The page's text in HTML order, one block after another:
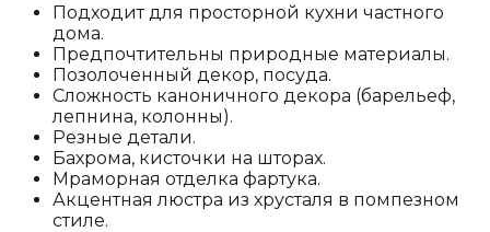
Подходит для просторной кухни частного
дома.
Предпочтительны природные материалы.
Позолоченный декор, посуда.
Сложность каноничного декора (барельеф,
лепнина, колонны).
Резные детали.
Бахрома, кисточки на шторах.
Мраморная отделка фартука.
Акцентная люстра из хрусталя в помпезном
стиле.